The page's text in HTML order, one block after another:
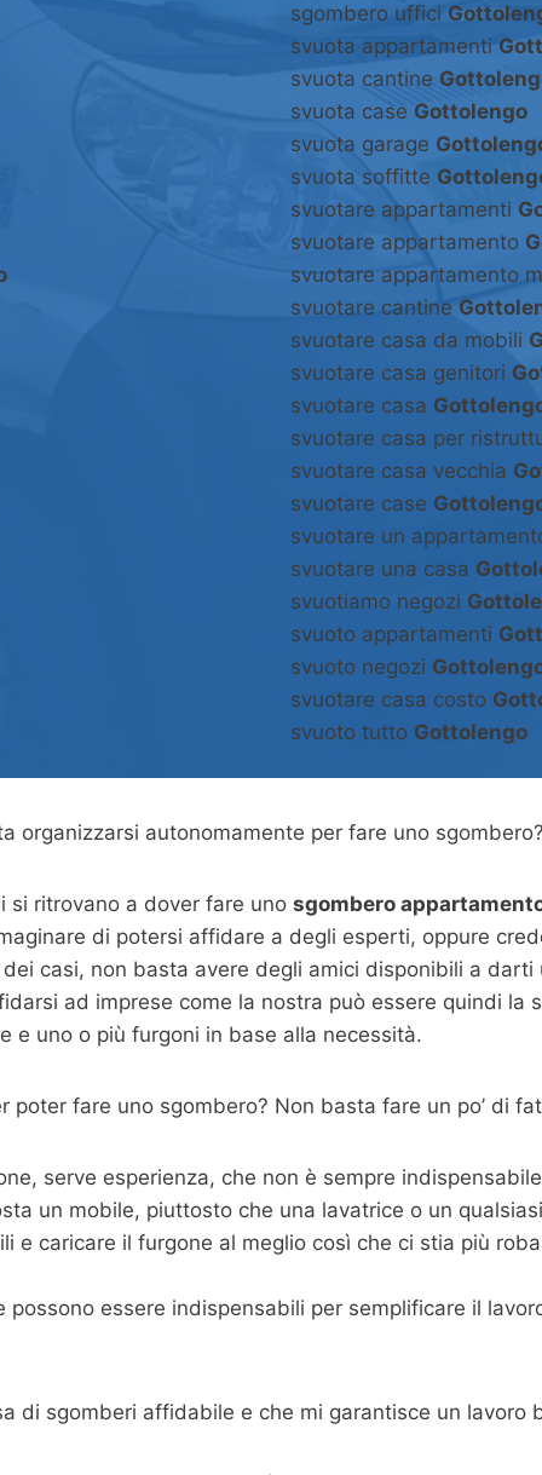
sgombero uffici
svuota appartamenti
svuota cantine
svuota case Gottolengo
svuota garage
svuota soffitte
svuotare appartamenti
svuotare appartamento
svuotare appartamento
svuotare cantine
svuotare casa da mobili
svuotare casa genitori
svuotare casa
svuotare casa per
svuotare casa vecchia
svuotare case
svuotare un
svuotare una casa
svuotiamo negozi
svuoto appartamenti
svuoto negozi
svuotare casa costo
svuoto tutto Gottolengo
organizzarsi autonomamente per fare uno
si ritrovano a dover fare uno sgombero
di potersi affidare a degli esperti, oppure
casi, non basta avere degli amici disponibili a
ad imprese come la nostra può essere quindi la
e uno o più furgoni in base alla necessità.
poter fare uno sgombero? Non basta fare un po’ di
serve esperienza, che non è sempre
un mobile, piuttosto che una lavatrice o un
e caricare il furgone al meglio così che ci stia più
possono essere indispensabili per semplificare il
di sgomberi affidabile e che mi garantisce un lavoro